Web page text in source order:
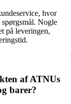
hvor
Nogle
på leveringen,
af ATNUs
barer?